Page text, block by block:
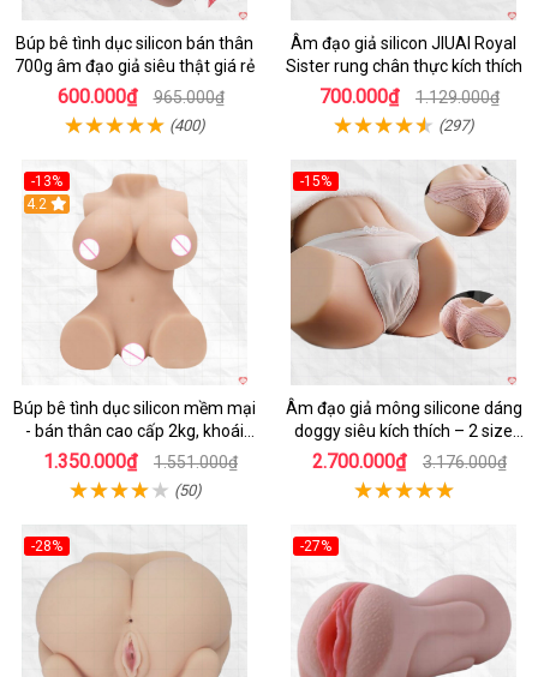
Búp bê tình dục silicon bán thân
700g âm đạo giả siêu thật giá rẻ
600.000₫ 965.000₫
(400)
Âm đạo giả silicon JIUAI Royal
Sister rung chân thực kích thích
700.000₫ 1.129.000₫
(297)
-13%
4.2
Búp bê tình dục silicon mềm mại
- bán thân cao cấp 2kg, khoái
cảm
1.350.000₫ 1.551.000₫
(50)
-15%
Hot
Âm đạo giả mông silicone dáng
doggy siêu kích thích – 2 size
5.5kg và 12kg
2.700.000₫ 3.176.000₫
-28%
-27%